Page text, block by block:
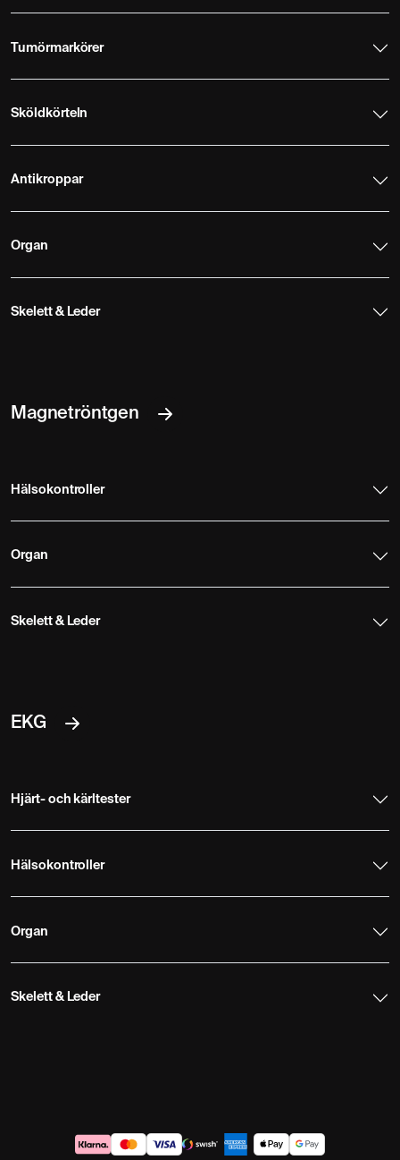
Tumörmarkörer
Sköldkörteln
Antikroppar
Organ
Skelett & Leder
Magnetröntgen
Hälsokontroller
Organ
Skelett & Leder
EKG
Hjärt- och kärltester
Hälsokontroller
Organ
Skelett & Leder